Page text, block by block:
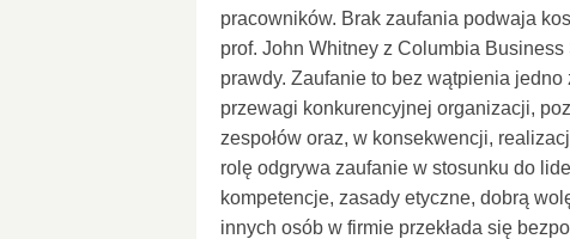
pracowników. Brak zaufania podwaja
prof. John Whitney z Columbia
prawdy. Zaufanie to bez wątpienia
przewagi konkurencyjnej organizacji,
zespołów oraz, w konsekwencji,
rolę odgrywa zaufanie w stosunku do
kompetencje, zasady etyczne, dobrą
innych osób w firmie przekłada się